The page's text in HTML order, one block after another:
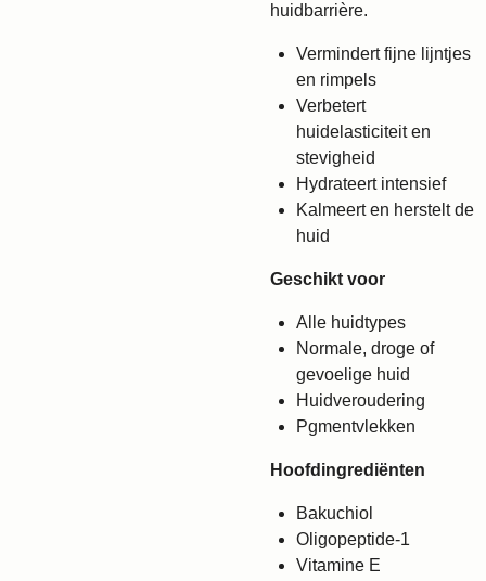
huidbarrière.
Vermindert fijne lijntjes
en rimpels
Verbetert
huidelasticiteit en
stevigheid
Hydrateert intensief
Kalmeert en herstelt de
huid
Geschikt voor
Alle huidtypes
Normale, droge of
gevoelige huid
Huidveroudering
Pgmentvlekken
Hoofdingrediënten
Bakuchiol
Oligopeptide-1
Vitamine E